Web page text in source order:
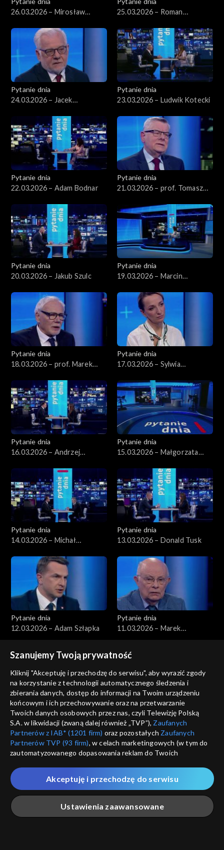
26.03.2026 – Mirosław
25.03.2026 – Roman
Pytanie dnia
24.03.2026 – Jacek
Pytanie dnia
23.03.2026 – Ludwik Kotecki
Pytanie dnia
22.03.2026 – Adam Bodnar
Pytanie dnia
21.03.2026 – prof. Tomasz
Pytanie dnia
20.03.2026 – Jakub Szulc
Pytanie dnia
19.03.2026 – Marcin
Pytanie dnia
18.03.2026 – prof. Marek
Pytanie dnia
17.03.2026 – Sylwia
Pytanie dnia
16.03.2026 – Andrzej
Pytanie dnia
15.03.2026 – Małgorzata
Pytanie dnia
14.03.2026 – Michał
Pytanie dnia
13.03.2026 – Donald Tusk
Pytanie dnia
12.03.2026 – Adam Szłapka
Pytanie dnia
11.03.2026 – Marek
Pytanie dnia
10.03.2026 – Paweł Zalewski
Pytanie dnia
09.03.2026 – Jakub Banaszak
Pytanie dnia
08.03.2026 – Henryka
Pytanie dnia
07.03.2026 – Miłosz Motyka
Szanujemy Twoją prywatność
Kliknij "Akceptuję i przechodzę do serwisu", aby wyrazić zgody
na korzystanie z technologii automatycznego śledzenia i
zbierania danych, dostęp do informacji na Twoim urządzeniu
końcowym i ich przechowywanie oraz na przetwarzanie
Twoich danych osobowych przez nas, czyli Telewizję Polską
S.A. w likwidacji (zwaną dalej również „TVP”), Zaufanych
Partnerów z IAB* (1201 firm) oraz pozostałych Zaufanych
Partnerów TVP (93 firm), w celach marketingowych (w tym do
zautomatyzowanego dopasowania reklam do Twoich
które wskazujemy poniżej, a także zgody na udostępnianie
przez nas identyfikatora PPID do Google.
Twoje dane osobowe zbierane podczas odwiedzania przez
Ciebie naszych
poszczególnych serwisówzwanych dalej
„Portalem”, w tym informacje zapisywane za pomocą
Ustawienia zaawansowane
Akceptuję i przechodzę do serwisu